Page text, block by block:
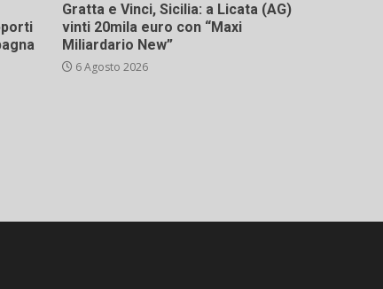
Gratta e Vinci, Sicilia: a Licata (AG)
vinti 20mila euro con “Maxi
Miliardario New”
6 Agosto 2026